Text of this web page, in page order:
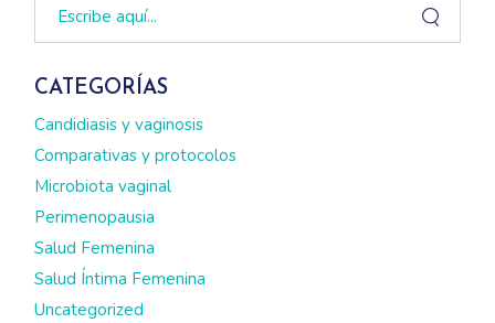
CATEGORÍAS
Candidiasis y vaginosis
Comparativas y protocolos
Microbiota vaginal
Perimenopausia
Salud Femenina
Salud Íntima Femenina
Uncategorized